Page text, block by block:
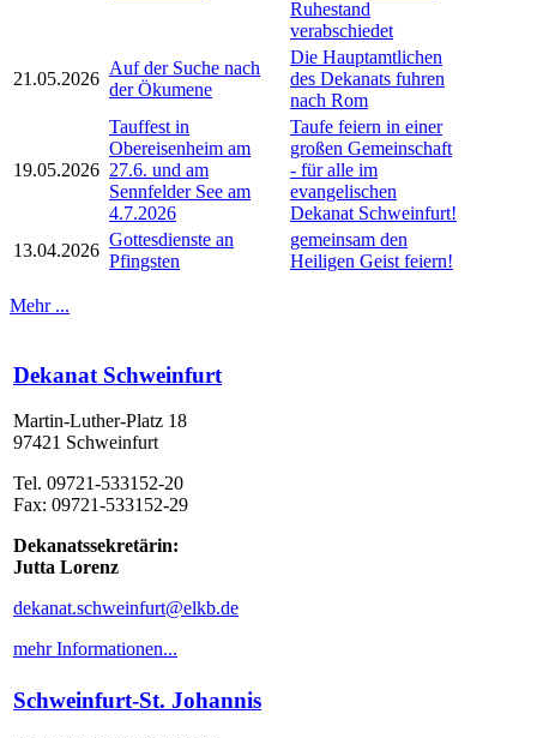
Ruhestand
verabschiedet
21.05.2026
Auf der Suche nach
der Ökumene
Die Hauptamtlichen
des Dekanats fuhren
nach Rom
19.05.2026
Tauffest in
Obereisenheim am
27.6. und am
Sennfelder See am
4.7.2026
Taufe feiern in einer
großen Gemeinschaft
- für alle im
evangelischen
Dekanat Schweinfurt!
13.04.2026
Gottesdienste an
Pfingsten
gemeinsam den
Heiligen Geist feiern!
Mehr ...
Dekanat Schweinfurt
Martin-Luther-Platz 18
97421 Schweinfurt
Tel. 09721-533152-20
Fax: 09721-533152-29
Dekanatssekretärin:
Jutta Lorenz
dekanat.schweinfurt@elkb.de
mehr Informationen...
Schweinfurt-St. Johannis